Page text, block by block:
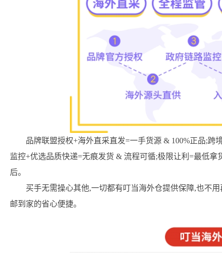
品牌联盟授权+海外直采直发=一手货源 & 100%正品;
监控+优选品质快递=无痕发货 & 流程可循;极限让利=最低
后。
买手无需操心其他,一切都有叮当海外仓提供保障,也不
邮到家的省心便捷。